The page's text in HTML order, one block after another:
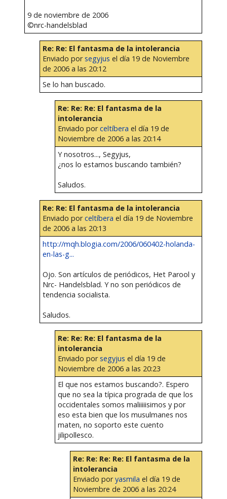
9 de noviembre de 2006
©nrc-handelsblad
Re: Re: El fantasma de la intolerancia
Enviado porsegyjus el día 19 de Noviembre
de 2006 a las 20:12
Se lo han buscado.
Re: Re: Re: El fantasma de la
intolerancia
Enviado porceltíbera el día 19 de
Noviembre de 2006 a las 20:14
Y nosotros..., Segyjus,
¿nos lo estamos buscando también?
Saludos.
Re: Re: El fantasma de la intolerancia
Enviado porceltíbera el día 19 de Noviembre
de 2006 a las 20:13
http://mqh.blogia.com/2006/060402-holanda-
en-las-g...
Ojo. Son artículos de periódicos, Het Parool y
Nrc- Handelsblad. Y no son periódicos de
tendencia socialista.
Saludos.
Re: Re: Re: El fantasma de la
intolerancia
Enviado porsegyjus el día 19 de
Noviembre de 2006 a las 20:23
El que nos estamos buscando?. Espero
que no sea la típica prograda de que los
occidentales somos maliiiiisimos y por
eso esta bien que los musulmanes nos
maten, no soporto este cuento
jilipollesco.
Re: Re: Re: Re: El fantasma de la
intolerancia
Enviado poryasmila el día 19 de
Noviembre de 2006 a las 20:24